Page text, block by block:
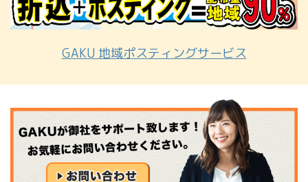
GAKU 地域ポスティングサービス